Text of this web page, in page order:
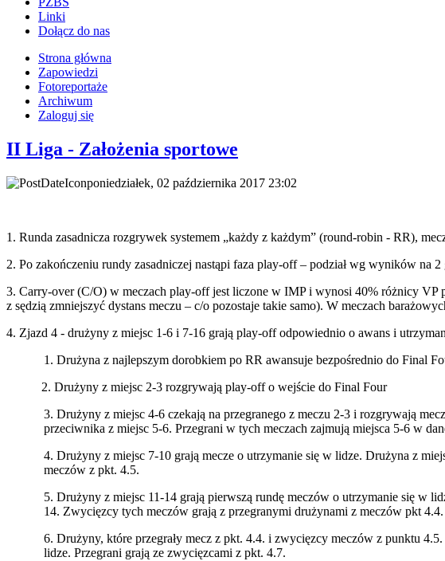
Linki
Dołącz do nas
Strona główna
Zapowiedzi
Fotoreportaże
Archiwum
Zaloguj się
II Liga - Założenia sportowe
poniedziałek, 02 października 2017 23:02
1. Runda zasadnicza rozgrywek systemem „każdy z każdym” (round-robin - RR),
2. Po zakończeniu rundy zasadniczej nastąpi faza play-off – podział wg wyników na
3. Carry-over (C/O) w meczach play-off jest liczone w IMP i wynosi 40% różnicy VP
z sędzią zmniejszyć dystans meczu – c/o pozostaje takie samo). W meczach
4. Zjazd 4 - drużyny z miejsc 1-6 i 7-16 grają play-off odpowiednio o awans i
1. Drużyna z najlepszym dorobkiem po RR awansuje bezpośrednio do Final
2. Drużyny z miejsc 2-3 rozgrywają play-off o wejście do Final Four
3. Drużyny z miejsc 4-6 czekają na przegranego z meczu 2-3 i rozgrywają
przeciwnika z miejsc 5-6. Przegrani w tych meczach zajmują miejsca 5-6 w
4. Drużyny z miejsc 7-10 grają mecze o utrzymanie się w lidze. Drużyna z
meczów z pkt. 4.5.
5. Drużyny z miejsc 11-14 grają pierwszą rundę meczów o utrzymanie się w
14. Zwycięzcy tych meczów grają z przegranymi drużynami z meczów pkt
6. Drużyny, które przegrały mecz z pkt. 4.4. i zwycięzcy meczów z punktu
lidze. Przegrani grają ze zwycięzcami z pkt. 4.7.